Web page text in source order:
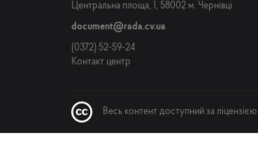
Центральна площа, 1, 58002 м. Чернівці
document@rada.cv.ua
(0372) 52-59-24
Контакт центр
Весь контент доступний за ліцензією